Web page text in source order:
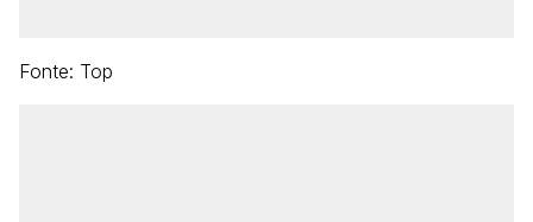
Fonte: Top